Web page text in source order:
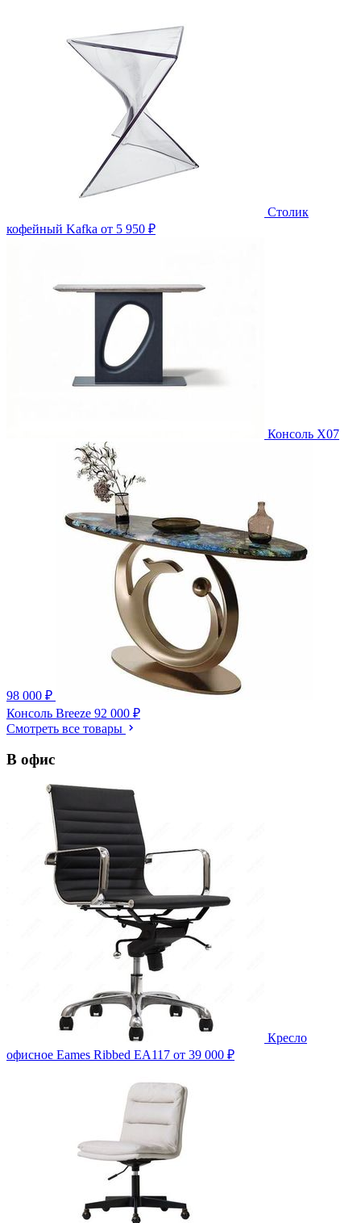
Столик
кофейный Kafka от 5 950 ₽
Консоль X07
98 000 ₽
Консоль Breeze 92 000 ₽
Смотреть все товары
В офис
Кресло
офисное Eames Ribbed EA117 от 39 000 ₽